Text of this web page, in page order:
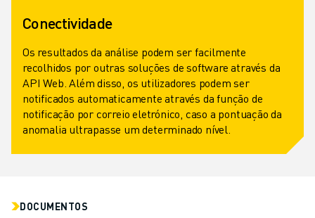
Conectividade
Os resultados da análise podem ser facilmente
recolhidos por outras soluções de software através da
API Web. Além disso, os utilizadores podem ser
notificados automaticamente através da função de
notificação por correio eletrónico, caso a pontuação da
anomalia ultrapasse um determinado nível.
DOCUMENTOS